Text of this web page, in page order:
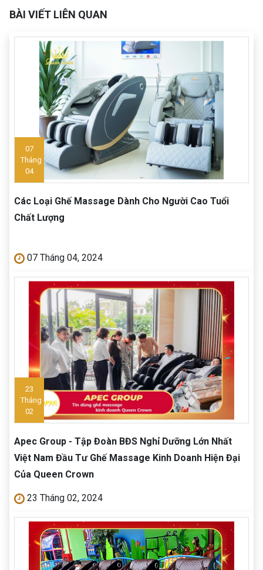
BÀI VIẾT LIÊN QUAN
07
Tháng
04
Các Loại Ghế Massage Dành Cho Người Cao Tuổi
Chất Lượng
07 Tháng 04, 2024
23
Tháng
02
Apec Group - Tập Đoàn BĐS Nghỉ Dưỡng Lớn Nhất
Việt Nam Đầu Tư Ghế Massage Kinh Doanh Hiện Đại
Của Queen Crown
23 Tháng 02, 2024